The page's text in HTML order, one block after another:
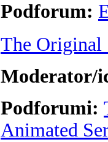
Podforum:
The Original
Moderator/
Podforumi:
Animated